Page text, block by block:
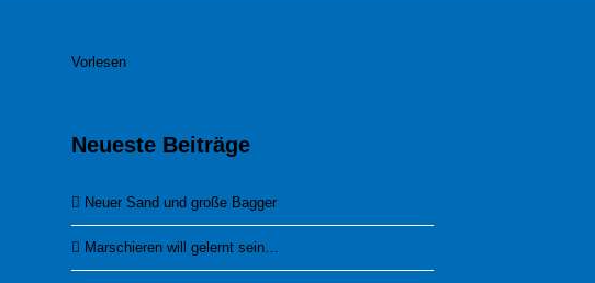
Vorlesen
Neueste Beiträge
Neuer Sand und große Bagger
Marschieren will gelernt sein…